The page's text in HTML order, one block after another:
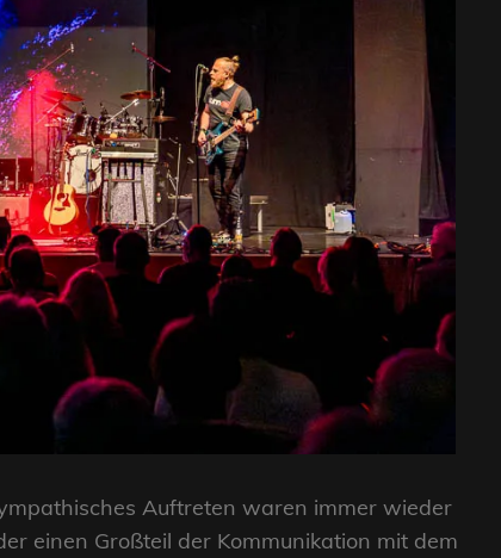
Auftreten waren immer wieder
einen Großteil der Kommunikation mit dem